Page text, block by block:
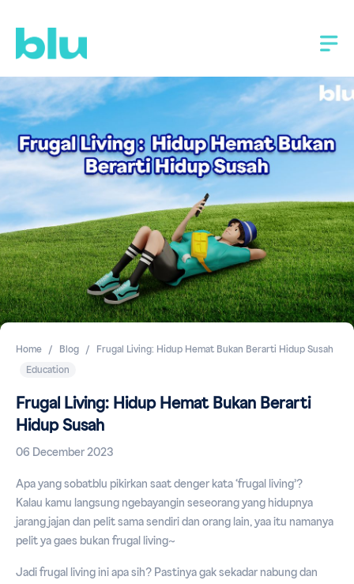
Home Blog
Frugal Living: Hidup Hemat Bukan Berarti Hidup Susah
Education
Frugal Living: Hidup Hemat Bukan Berarti
Hidup Susah
06 December 2023
Apa yang sobatblu pikirkan saat denger kata ‘frugal living’?
Kalau kamu langsung ngebayangin seseorang yang hidupnya
jarang jajan dan pelit sama sendiri dan orang lain, yaa itu namanya
pelit ya gaes bukan frugal living~
Jadi frugal living ini apa sih? Pastinya gak sekadar nabung dan